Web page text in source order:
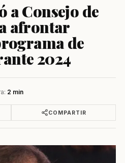
a Consejo de
afrontar
de
2024
2 min
COMPARTIR